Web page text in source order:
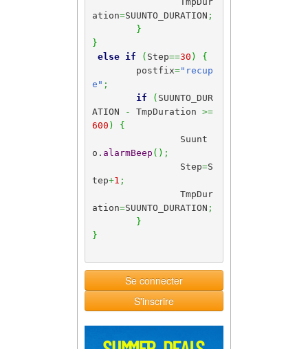
ation=SUUNTO_DURATION ;
}
}
else
if ( Step==30 )
{
	postfix
="recup
e" ;
if
( SUUNTO_DUR
ATION
- TmpDuration >=
600 )
{
o. alarmBeep ( ) ;
		Step
=S
tep+1 ;
ation=SUUNTO_DURATION ;
}
}
Se connecter
S'inscrire